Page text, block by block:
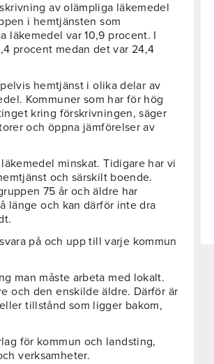
av olämpliga läkemedel
i hemtjänsten som
läkemedel var 10,9 procent. I
procent medan det var 24,4
hemtjänst i olika delar av
Kommuner som har för hög
kring förskrivningen, säger
och öppna jämförelser av
minskat. Tidigare har vi
och särskilt boende.
75 år och äldre har
länge och kan därför inte dra
på och upp till varje kommun
man måste arbeta med lokalt.
och den enskilde äldre. Därför är
tillstånd som ligger bakom,
för kommun och landsting,
verksamheter.